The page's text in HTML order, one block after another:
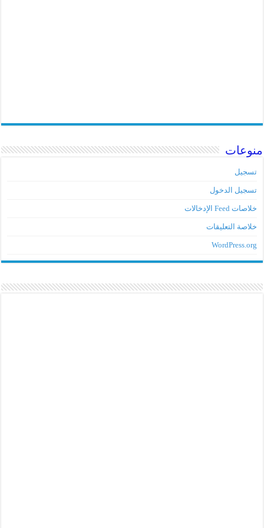
منوعات
تسجيل
تسجيل الدخول
خلاصات Feed الإدخالات
خلاصة التعليقات
WordPress.org